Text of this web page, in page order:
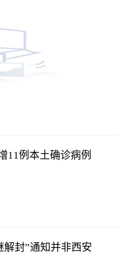
11例本土确诊病例
封”通知并非西安